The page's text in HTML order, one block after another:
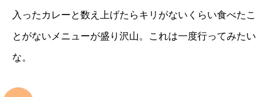
入ったカレーと数え上げたらキリがないくらい食べたこ
とがないメニューが盛り沢山。これは一度行ってみたい
な。